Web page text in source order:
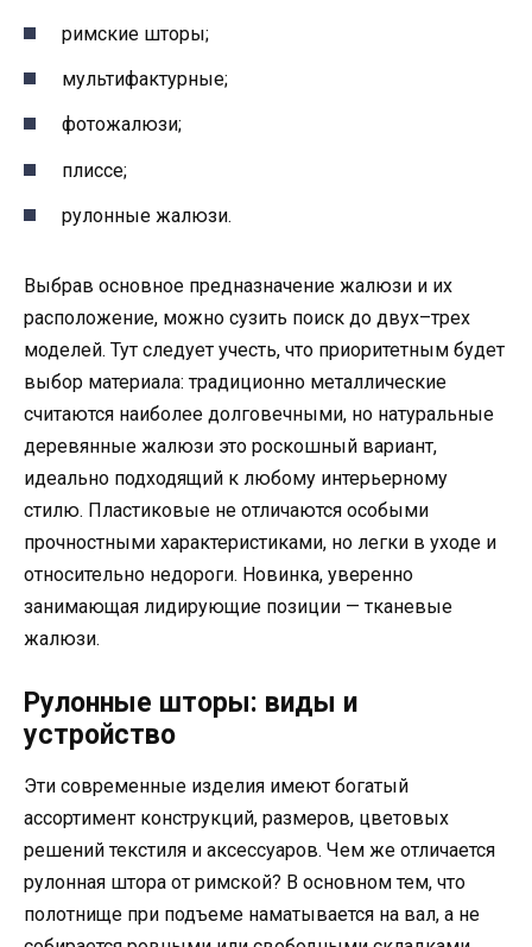
римские шторы;
мультифактурные;
фотожалюзи;
плиссе;
рулонные жалюзи.
Выбрав основное предназначение жалюзи и их
расположение, можно сузить поиск до двух–трех
моделей. Тут следует учесть, что приоритетным будет
выбор материала: традиционно металлические
считаются наиболее долговечными, но натуральные
деревянные жалюзи это роскошный вариант,
идеально подходящий к любому интерьерному
стилю. Пластиковые не отличаются особыми
прочностными характеристиками, но легки в уходе и
относительно недороги. Новинка, уверенно
занимающая лидирующие позиции — тканевые
жалюзи.
Рулонные шторы: виды и
устройство
Эти современные изделия имеют богатый
ассортимент конструкций, размеров, цветовых
решений текстиля и аксессуаров. Чем же отличается
рулонная штора от римской? В основном тем, что
полотнище при подъеме наматывается на вал, а не